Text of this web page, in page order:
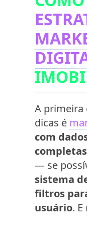
A primeira
dicas é
com
— se
sistema
filtros
usuário.